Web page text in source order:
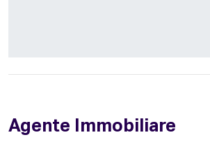
Agente Immobiliare